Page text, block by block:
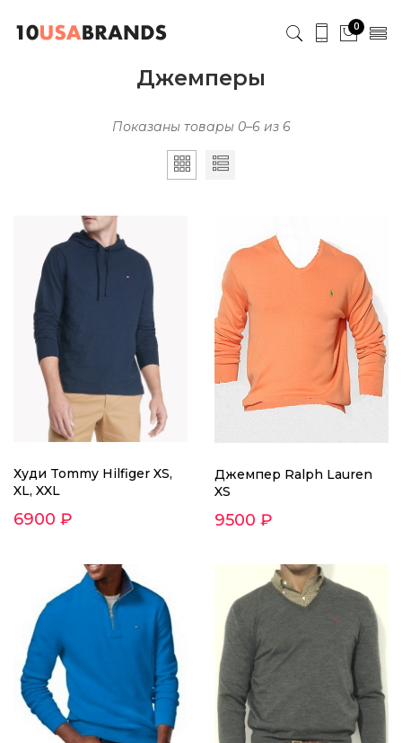
0
Джемперы
Показаны товары 0–6 из 6
Худи Tommy Hilfiger XS,
XL, XXL
6900 ₽
Джемпер Ralph Lauren
XS
9500 ₽